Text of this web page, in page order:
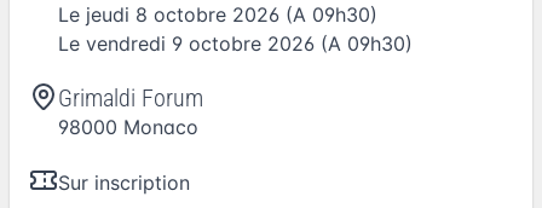
Le jeudi 8 octobre 2026 (A 09h30)
Le vendredi 9 octobre 2026 (A 09h30)
Grimaldi Forum
98000 Monaco
Sur inscription